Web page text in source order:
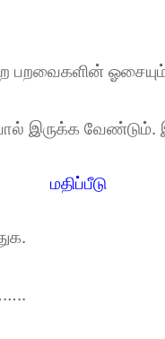
பறவைகளின்
இருக்க
மதிப்பீடு